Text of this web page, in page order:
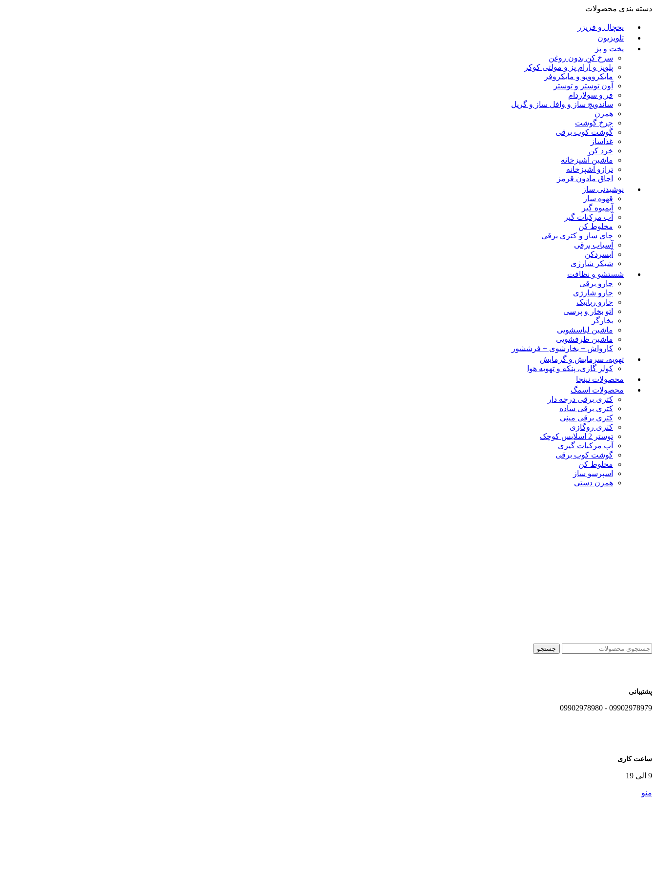
دسته بندی محصولات
یخچال و فریزر
تلویزیون
پخت و پز
سرخ کن بدون روغن
پلوپز و آرام پز و مولتی کوکر
مایکروویو و مایکروفر
آون توستر و توستر
فر و سولاردام
ساندویچ ساز و وافل ساز و گریل
همزن
چرخ گوشت
گوشت کوب برقی
غذاساز
خرد کن
ماشین آشپزخانه
ترازو آشپزخانه
اجاق مادون قرمز
نوشیدنی ساز
قهوه ساز
آبمیوه گیر
آب مرکبات گیر
مخلوط کن
چای ساز و کتری برقی
آسیاب برقی
آبسردکن
شیکر شارژی
شستشو و نظافت
جارو برقی
جارو شارژی
جارو رباتیک
اتو بخار و پرسی
بخارگر
ماشین لباسشویی
ماشین ظرفشویی
کارواش + بخارشوی + فرششور
تهویه، سرمایش و گرمایش
کولر گازی، پنکه و تهویه هوا
محصولات نینجا
محصولات اسمگ
کتری برقی درجه دار
کتری برقی ساده
کتری برقی مینی
کتری روگازی
توستر 2 اسلایس کوچک
آب مرکبات گیری
گوشت کوب برقی
مخلوط کن
اسپرسو ساز
همزن دستی
جستجو
پشتیبانی
09902978979 - 09902978980
ساعت کاری
9 الی 19
منو